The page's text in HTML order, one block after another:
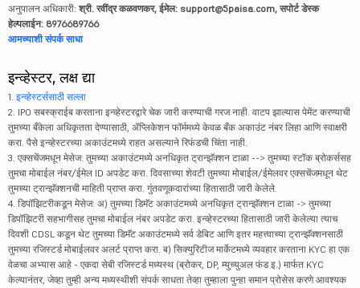
अनुपालन अधिकारी: श्री. रवींद्र कळवणकर, ईमेल: support@5paisa.com, सपोर्ट डेस्क
हेल्पलाईन: 8976689766
आमच्याशी संपर्क साधा
इन्व्हेस्टर, लक्ष द्या
1. इन्व्हेस्टर्ससाठी सल्ला
2. IPO सबस्क्राईब करताना इन्व्हेस्टरद्वारे चेक जारी करण्याची गरज नाही. वाटप झाल्यास पेमेंट करण्याची
तुमच्या बँकेला अधिकृतता देण्यासाठी, ॲप्लिकेशन फॉर्ममध्ये केवळ बँक अकाउंट नंबर लिहा आणि स्वाक्षरी
करा. पैसे इन्व्हेस्टरच्या अकाउंटमध्ये राहत असल्याने रिफंडची चिंता नाही.
3. एक्सचेंजमधून मेसेज: तुमच्या अकाउंटमध्ये अनधिकृत ट्रान्झॅक्शन टाळा --> तुमच्या स्टॉक ब्रोकर्ससह
तुमचा मोबाईल नंबर/ईमेल ID अपडेट करा. दिवसाच्या शेवटी तुमच्या मोबाईल/ईमेलवर एक्सचेंजमधून थेट
तुमच्या ट्रान्झॅक्शनची माहिती प्राप्त करा. गुंतवणूकदारांच्या हितासाठी जारी केलेले.
4. डिपॉझिटरीकडून मेसेज: अ) तुमच्या डिमॅट अकाउंटमध्ये अनधिकृत ट्रान्झॅक्शन टाळा -> तुमच्या
डिपॉझिटरी सहभागीसह तुमचा मोबाईल नंबर अपडेट करा. इन्व्हेस्टरच्या हितासाठी जारी केलेल्या त्याच
दिवशी CDSL कडून थेट तुमच्या डिमॅट अकाउंटमध्ये सर्व डेबिट आणि इतर महत्त्वाच्या ट्रान्झॅक्शनसाठी
तुमच्या रजिस्टर्ड मोबाईलवर अलर्ट प्राप्त करा. ब) सिक्युरिटीज मार्केटमध्ये व्यवहार करताना KYC हा एक
वेळचा अभ्यास आहे - एकदा सेबी रजिस्टर्ड मध्यस्थ (ब्रोकर, DP, म्युच्युअल फंड इ.) मार्फत KYC
केल्यानंतर, जेव्हा तुम्ही अन्य मध्यस्थीशी संपर्क साधता तेव्हा तुम्हाला पुन्हा समान प्रोसेस करणे आवश्यक